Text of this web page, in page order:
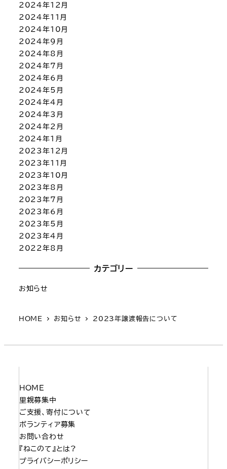
2024年12月
2024年11月
2024年10月
2024年9月
2024年8月
2024年7月
2024年6月
2024年5月
2024年4月
2024年3月
2024年2月
2024年1月
2023年12月
2023年11月
2023年10月
2023年8月
2023年7月
2023年6月
2023年5月
2023年4月
2022年8月
カテゴリー
お知らせ
HOME お知らせ 2023年譲渡報告について
HOME
里親募集中
ご支援、寄付について
ボランティア募集
お問い合わせ
『ねこのて』とは?
プライバシーポリシー